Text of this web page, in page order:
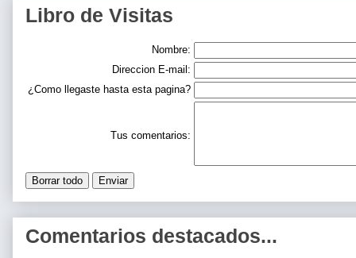
Libro de Visitas
Nombre:
Direccion E-mail:
¿Como llegaste hasta esta pagina?
Tus comentarios:
Comentarios destacados...